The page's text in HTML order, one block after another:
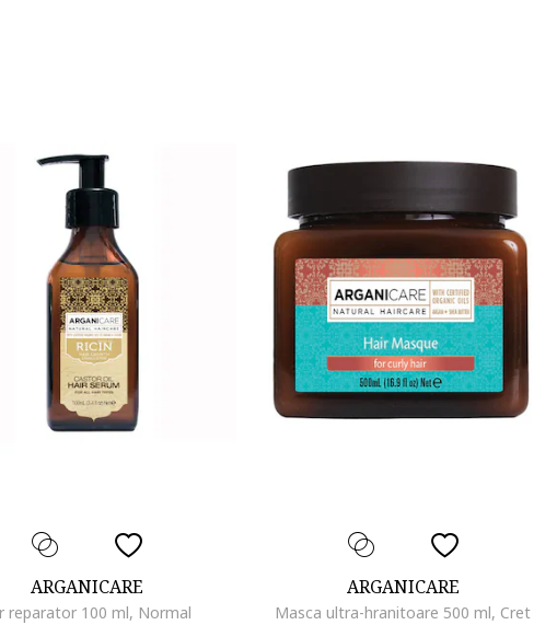
ARGANICARE
reparator 100 ml, Normal
ARGANICARE
Masca ultra-hranitoare 500 ml, Cret